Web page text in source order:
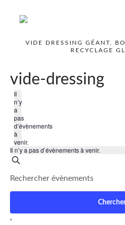
VIDE DRESSING GÉANT,
RECYCLAGE
vide-dressing
Il
n’y
a
pas
d’évènements
à
venir.
Il n’y a pas d’évènements à venir.
Recherche
et
de
Recherche
Évènements
Navigation